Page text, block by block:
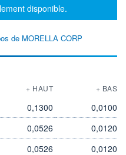
disponible.
de MORELLA CORP
+ HAUT + BAS
0,1300
0,0100
0,0526
0,0120
0,0526
0,0120